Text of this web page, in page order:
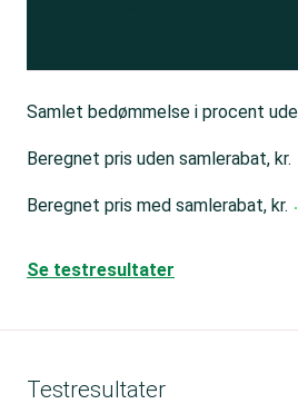
Samlet bedømmelse i procent
Beregnet pris uden samlerabat, kr.
Beregnet pris med samlerabat, kr.
Se testresultater
Testresultater